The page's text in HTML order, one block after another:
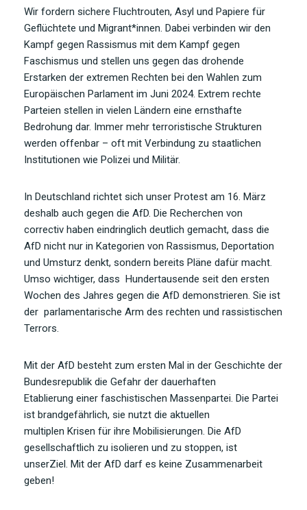
Wir fordern sichere Fluchtrouten, Asyl und Papiere für
Geflüchtete und Migrant*innen. Dabei verbinden wir den
Kampf gegen Rassismus mit dem Kampf gegen
Faschismus und stellen uns gegen das drohende
Erstarken der extremen Rechten bei den Wahlen zum
Europäischen Parlament im Juni 2024. Extrem rechte
Parteien stellen in vielen Ländern eine ernsthafte
Bedrohung dar. Immer mehr terroristische Strukturen
werden offenbar – oft mit Verbindung zu staatlichen
Institutionen wie Polizei und Militär.
In Deutschland richtet sich unser Protest am 16. März
deshalb auch gegen die AfD. Die Recherchen von
correctiv haben eindringlich deutlich gemacht, dass die
AfD nicht nur in Kategorien von Rassismus, Deportation
und Umsturz denkt, sondern bereits Pläne dafür macht.
Umso wichtiger, dass Hundertausende seit den ersten
Wochen des Jahres gegen die AfD demonstrieren. Sie ist
der parlamentarische Arm des rechten und rassistischen
Terrors.
Mit der AfD besteht zum ersten Mal in der Geschichte der
Bundesrepublik die Gefahr der dauerhaften
Etablierung einer faschistischen Massenpartei. Die Partei
ist brandgefährlich, sie nutzt die aktuellen
multiplen Krisen für ihre Mobilisierungen. Die AfD
gesellschaftlich zu isolieren und zu stoppen, ist
unserZiel. Mit der AfD darf es keine Zusammenarbeit
geben!